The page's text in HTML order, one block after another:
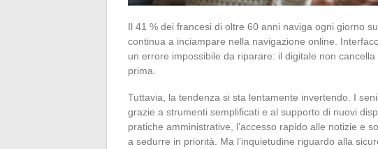
Il 41 % dei francesi di oltre 60 anni naviga ogni giorno
continua a inciampare nella navigazione online.
un errore impossibile da riparare: il digitale non
prima.
Tuttavia, la tendenza si sta lentamente invertendo. I
grazie a strumenti semplificati e al supporto di nuovi
pratiche amministrative, l’accesso rapido alle notizie e
a sedurre in priorità. Ma l’inquietudine riguardo alla